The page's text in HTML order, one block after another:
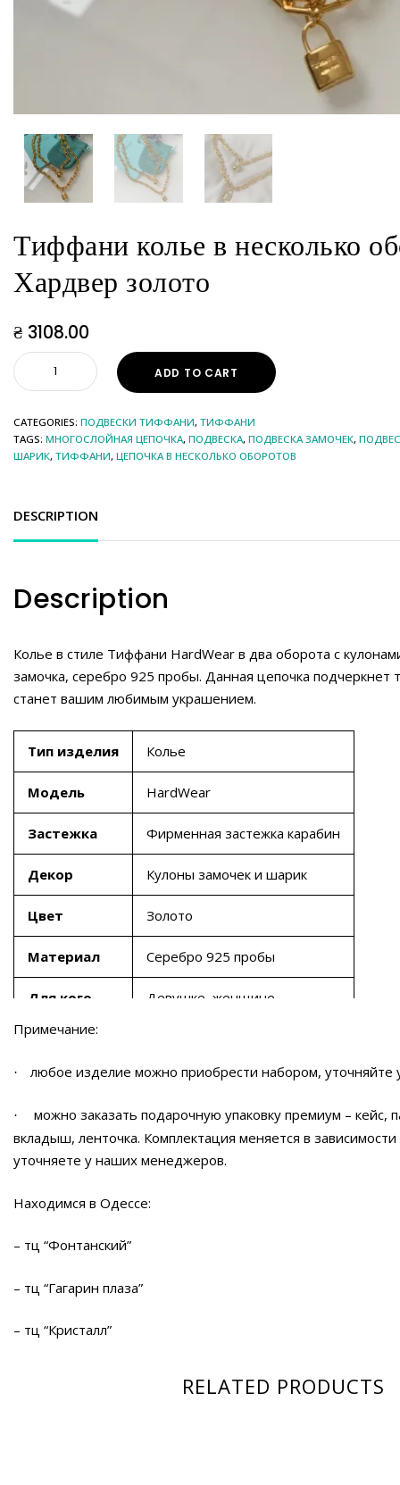
Тиффани колье в несколько
Хардвер золото
₴ 3108.00
ADD TO CART
CATEGORIES: ПОДВЕСКИ ТИФФАНИ, ТИФФАНИ
TAGS: МНОГОСЛОЙНАЯ ЦЕПОЧКА, ПОДВЕСКА, ПОДВЕСКА ЗАМОЧЕК,
ШАРИК, ТИФФАНИ, ЦЕПОЧКА В НЕСКОЛЬКО ОБОРОТОВ
DESCRIPTION
Description
Колье в стиле Тиффани HardWear в два оборота с
замочка, серебро 925 пробы. Данная цепочка
станет вашим любимым украшением.
Тип изделия Колье
Модель HardWear
Застежка Фирменная застежка карабин
Декор Кулоны замочек и шарик
Цвет Золото
Материал Серебро 925 пробы
Для кого
Девушке, женщине
Примечание:
· любое изделие можно приобрести набором,
·
можно заказать подарочную упаковку премиум – кейс,
вкладыш, ленточка. Комплектация меняется в
уточняете у наших менеджеров.
Находимся в Одессе:
– тц “Фонтанский”
– тц “Гагарин плаза”
– тц “Кристалл”
RELATED PRODUCTS